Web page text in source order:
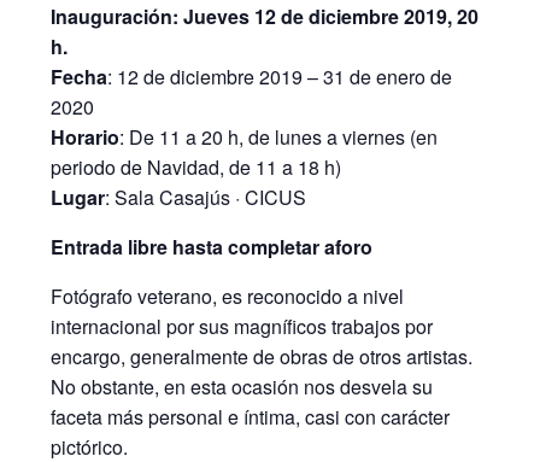
Inauguración: Jueves 12 de diciembre 2019, 20
h.
Fecha: 12 de diciembre 2019 – 31 de enero de
2020
Horario: De 11 a 20 h, de lunes a viernes (en
periodo de Navidad, de 11 a 18 h)
Lugar: Sala Casajús · CICUS
Entrada libre hasta completar aforo
Fotógrafo veterano, es reconocido a nivel
internacional por sus magníficos trabajos por
encargo, generalmente de obras de otros artistas.
No obstante, en esta ocasión nos desvela su
faceta más personal e íntima, casi con carácter
pictórico.